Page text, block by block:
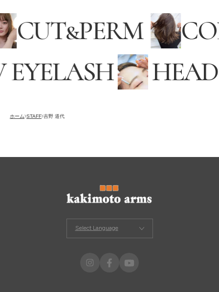
CUT&PERM
ホーム STAFF 吉野 道代
RECRUITING
オンラインストア
Select Language